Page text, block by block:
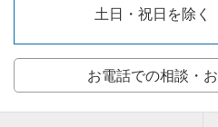
土日・祝日を除く
お電話での相談・